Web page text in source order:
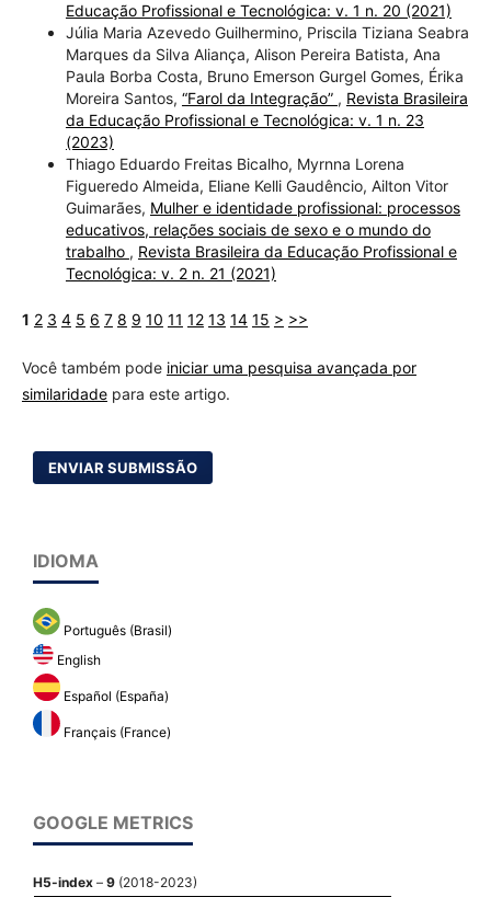
Educação Profissional e Tecnológica: v. 1 n. 20 (2021)
Júlia Maria Azevedo Guilhermino, Priscila Tiziana Seabra
Marques da Silva Aliança, Alison Pereira Batista, Ana
Paula Borba Costa, Bruno Emerson Gurgel Gomes, Érika
Moreira Santos, “Farol da Integração” , Revista Brasileira
da Educação Profissional e Tecnológica: v. 1 n. 23
(2023)
Thiago Eduardo Freitas Bicalho, Myrnna Lorena
Figueredo Almeida, Eliane Kelli Gaudêncio, Ailton Vitor
Guimarães, Mulher e identidade profissional: processos
educativos, relações sociais de sexo e o mundo do
trabalho , Revista Brasileira da Educação Profissional e
Tecnológica: v. 2 n. 21 (2021)
1 2 3 4 5 6 7 8 9 10 11 12 13 14 15 > >>
Você também pode iniciar uma pesquisa avançada por
similaridadepara este artigo.
ENVIAR SUBMISSÃO
IDIOMA
Português (Brasil)
English
Español (España)
Français (France)
GOOGLE METRICS
H5-index – 9 (2018-2023)